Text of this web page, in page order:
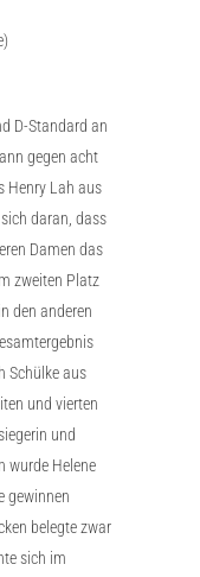
D-Standard an
gegen acht
Henry Lah aus
daran, dass
Damen das
zweiten Platz
den anderen
Schülke aus
und vierten
und
wurde Helene
gewinnen
belegte zwar
sich im